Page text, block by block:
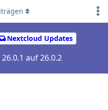
Nextcloud Updates
auf 26.0.2